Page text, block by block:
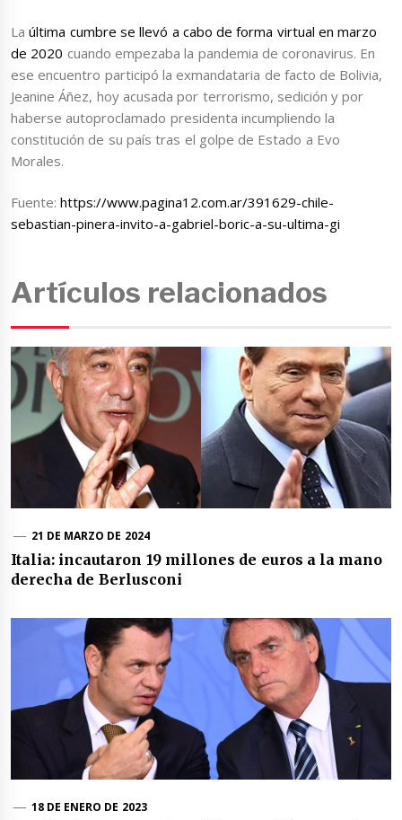
La última cumbre se llevó a cabo de forma virtual en marzo
de 2020 cuando empezaba la pandemia de coronavirus. En
ese encuentro participó la exmandataria de facto de Bolivia,
Jeanine Áñez, hoy acusada por terrorismo, sedición y por
haberse autoproclamado presidenta incumpliendo la
constitución de su país tras el golpe de Estado a Evo
Morales.
Fuente:https://www.pagina12.com.ar/391629-chile-
sebastian-pinera-invito-a-gabriel-boric-a-su-ultima-gi
Artículos relacionados
21 DE MARZO DE 2024
Italia: incautaron 19 millones de euros a la mano
derecha de Berlusconi
18 DE ENERO DE 2023